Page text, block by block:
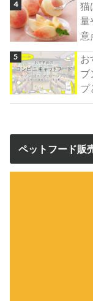
猫
量
意
お
ブ
プ
ペットフード販